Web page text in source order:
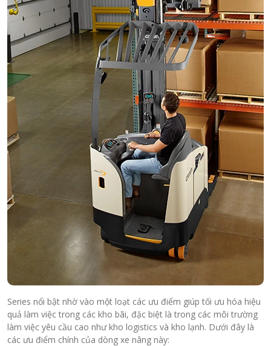
Series nổi bật nhờ vào một loạt các ưu điểm giúp tối ưu hóa hiệu
quả làm việc trong các kho bãi, đặc biệt là trong các môi trường
làm việc yêu cầu cao như kho logistics và kho lạnh. Dưới đây là
các ưu điểm chính của dòng xe nâng này: